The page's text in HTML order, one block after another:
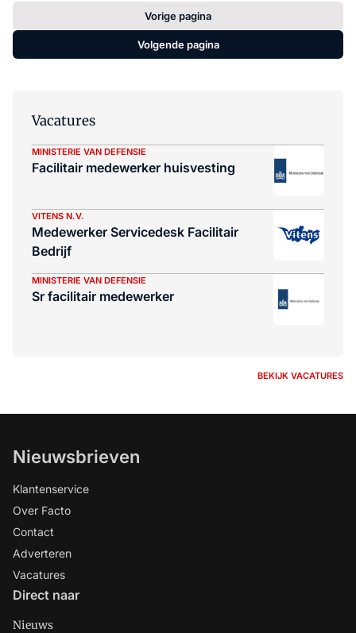
Vorige pagina
Volgende pagina
Vacatures
MINISTERIE VAN DEFENSIE
Facilitair medewerker huisvesting
VITENS N.V.
Medewerker Servicedesk Facilitair
Bedrijf
MINISTERIE VAN DEFENSIE
Sr facilitair medewerker
BEKIJK VACATURES
Nieuwsbrieven
Klantenservice
Over Facto
Contact
Adverteren
Vacatures
Direct naar
Nieuws